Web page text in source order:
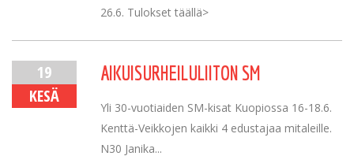
26.6. Tulokset täällä>
19
KESÄ
AIKUISURHEILULIITON SM
Yli 30-vuotiaiden SM-kisat Kuopiossa 16-18.6.
Kenttä-Veikkojen kaikki 4 edustajaa mitaleille.
N30 Janika...